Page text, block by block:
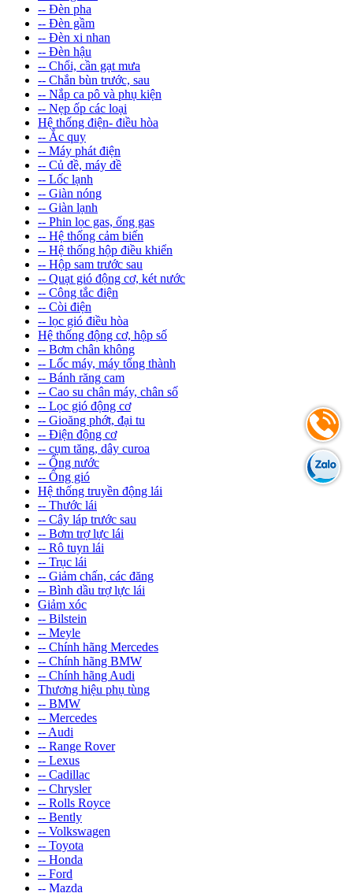
-- Đèn pha
-- Đèn gầm
-- Đèn xi nhan
-- Đèn hậu
-- Chổi, cần gạt mưa
-- Chắn bùn trước, sau
-- Nắp ca pô và phụ kiện
-- Nẹp ốp các loại
Hệ thống điện- điều hòa
-- Ắc quy
-- Máy phát điện
-- Củ đề, máy đề
-- Lốc lạnh
-- Giàn nóng
-- Giàn lạnh
-- Phin lọc gas, ống gas
-- Hệ thống cảm biến
-- Hệ thống hộp điều khiển
-- Hộp sam trước sau
-- Quạt gió động cơ, két nước
-- Công tắc điện
-- Còi điện
-- lọc gió điều hòa
Hệ thống động cơ, hộp số
-- Bơm chân không
-- Lốc máy, máy tổng thành
-- Bánh răng cam
-- Cao su chân máy, chân số
-- Lọc gió động cơ
-- Gioăng phớt, đại tu
-- Điện động cơ
-- cụm tăng, dây curoa
-- Ống nước
-- Ống gió
Hệ thống truyền động lái
-- Thước lái
-- Cây láp trước sau
-- Bơm trợ lực lái
-- Rô tuyn lái
-- Trục lái
-- Giảm chấn, các đăng
-- Bình dầu trợ lực lái
Giảm xóc
-- Bilstein
-- Meyle
-- Chính hãng Mercedes
-- Chính hãng BMW
-- Chính hãng Audi
Thương hiệu phụ tùng
-- BMW
-- Mercedes
-- Audi
-- Range Rover
-- Lexus
-- Cadillac
-- Chrysler
-- Rolls Royce
-- Bently
-- Volkswagen
-- Toyota
-- Honda
-- Ford
-- Mazda